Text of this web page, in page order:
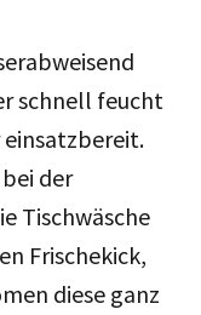
schnell feucht
einsatzbereit.
der
Tischwäsche
Frischekick,
diese ganz